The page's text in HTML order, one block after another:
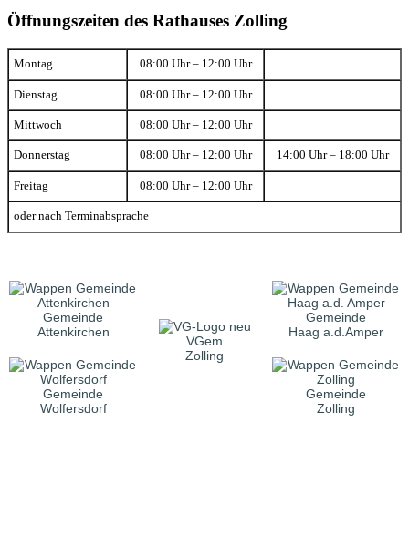
Öffnungszeiten des Rathauses Zolling
Montag 08:00 Uhr – 12:00 Uhr
Dienstag 08:00 Uhr – 12:00 Uhr
Mittwoch 08:00 Uhr – 12:00 Uhr
Donnerstag 08:00 Uhr – 12:00 Uhr 14:00 Uhr – 18:00 Uhr
Freitag 08:00 Uhr – 12:00 Uhr
oder nach Terminabsprache
Gemeinde
Attenkirchen
VGem
Zolling
Gemeinde
Haag a.d.Amper
Gemeinde
Wolfersdorf
Gemeinde
Zolling